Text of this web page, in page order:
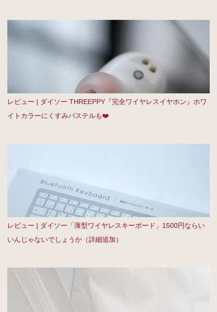
レビュー | ダイソー THREEPPY『完全ワイヤレスイヤホン』ホワ
イトカラーにくすみパステルも❤️
レビュー | ダイソー「薄型ワイヤレスキーボード」1500円ならい
いんじゃないでしょうか（詳細追加）